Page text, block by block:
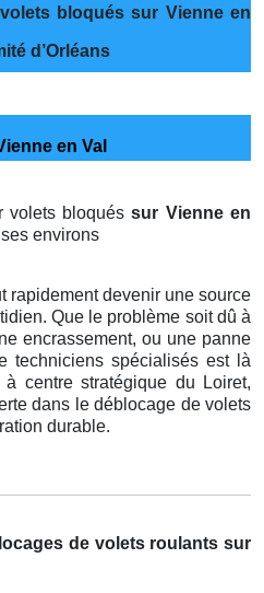
bloqués sur Vienne en
d’Orléans
en Val
volets bloquéssur Vienne en
environs
rapidement devenir une source
Que le problème soit dû à
encrassement, ou une panne
techniciens spécialisés est là
centre stratégique du Loiret,
dans le déblocage de volets
durable.
de volets roulants sur